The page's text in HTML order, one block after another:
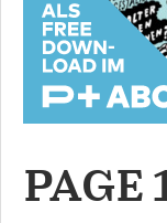
PAGE